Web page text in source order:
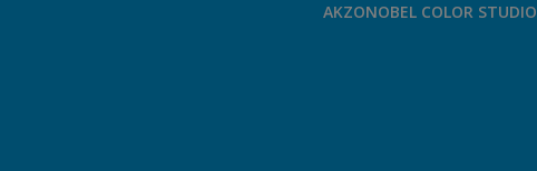
AKZONOBEL COLOR STUDIO